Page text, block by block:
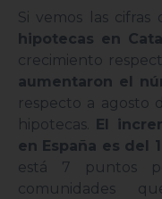
Si vemos las
hipotecas en
crecimiento
aumentaron el
respecto a agosto
hipotecas.
El
en España es del
está 7 puntos
comunidades